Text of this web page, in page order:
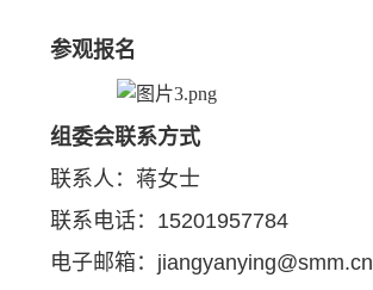
参观报名
组委会联系方式
联系人：蒋女士
联系电话：15201957784
电子邮箱：jiangyanying@smm.cn